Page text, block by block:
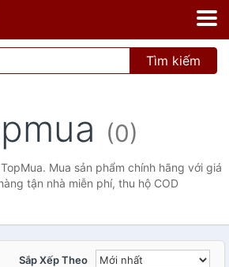
Tìm kiếm
(0)
Mua sản phẩm chính hãng với giá
tận nhà miễn phí, thu hộ COD
Sắp Xếp Theo